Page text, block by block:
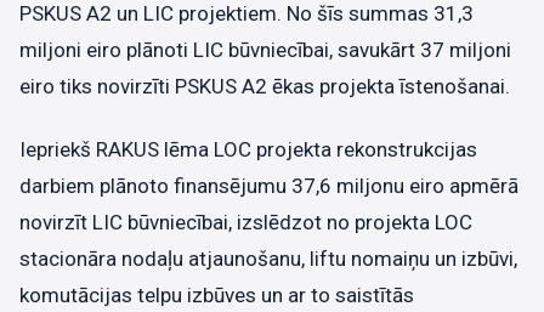
PSKUS A2 un LIC projektiem. No šīs summas 31,3
miljoni eiro plānoti LIC būvniecībai, savukārt 37 miljoni
eiro tiks novirzīti PSKUS A2 ēkas projekta īstenošanai.
Iepriekš RAKUS lēma LOC projekta rekonstrukcijas
darbiem plānoto finansējumu 37,6 miljonu eiro apmērā
novirzīt LIC būvniecībai, izslēdzot no projekta LOC
stacionāra nodaļu atjaunošanu, liftu nomaiņu un izbūvi,
komutācijas telpu izbūves un ar to saistītās